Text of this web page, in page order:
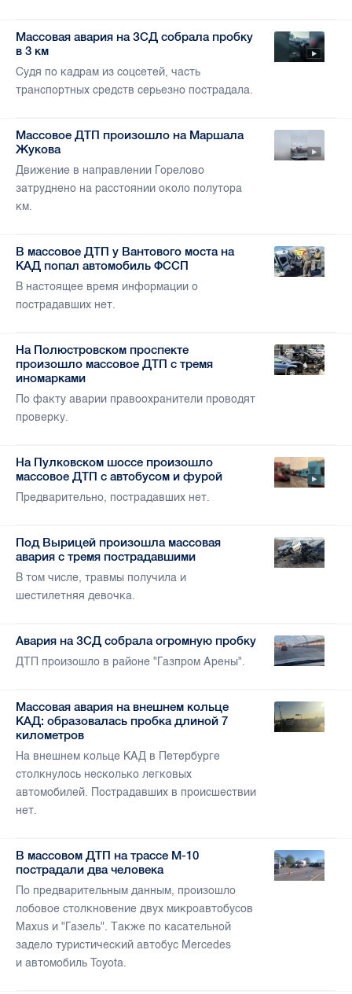
Массовая авария на ЗСД собрала пробку
в 3 км
Судя по кадрам из соцсетей, часть
транспортных средств серьезно пострадала.
Массовое ДТП произошло на Маршала
Жукова
Движение в направлении Горелово
затруднено на расстоянии около полутора
км.
В массовое ДТП у Вантового моста на
КАД попал автомобиль ФССП
В настоящее время информации о
пострадавших нет.
На Полюстровском проспекте
произошло массовое ДТП с тремя
иномарками
По факту аварии правоохранители проводят
проверку.
На Пулковском шоссе произошло
массовое ДТП с автобусом и фурой
Предварительно, пострадавших нет.
Под Вырицей произошла массовая
авария с тремя пострадавшими
В том числе, травмы получила и
шестилетняя девочка.
Авария на ЗСД собрала огромную пробку
ДТП произошло в районе "Газпром Арены".
Массовая авария на внешнем кольце
КАД: образовалась пробка длиной 7
километров
На внешнем кольце КАД в Петербурге
столкнулось несколько легковых
автомобилей. Пострадавших в происшествии
нет.
В массовом ДТП на трассе М-10
пострадали два человека
По предварительным данным, произошло
лобовое столкновение двух микроавтобусов
Maxus и "Газель". Также по касательной
задело туристический автобус Mercedes
и автомобиль Toyota.